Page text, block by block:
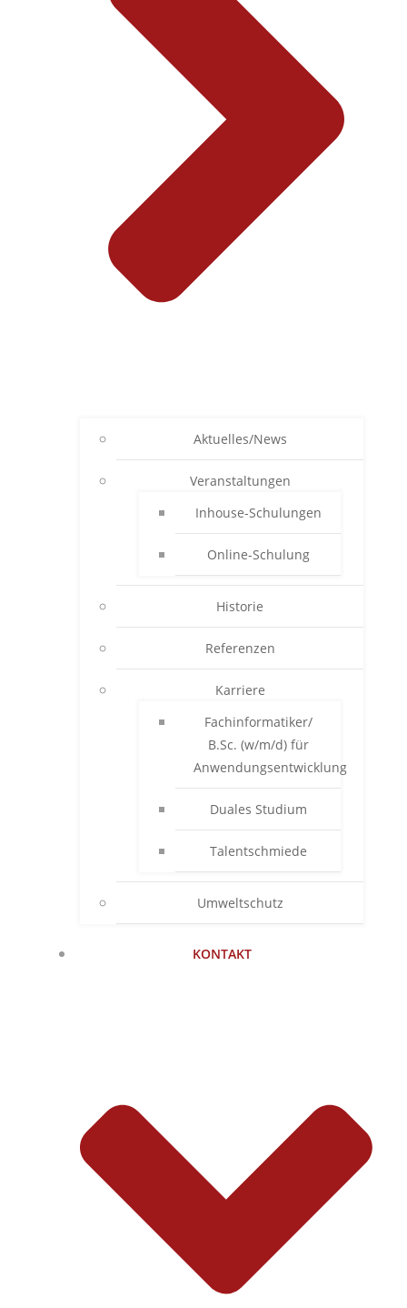
Aktuelles/News
Veranstaltungen
Inhouse-Schulungen
Online-Schulung
Historie
Referenzen
Karriere
Fachinformatiker/
B.Sc. (w/m/d) für
Anwendungsentwicklung
Duales Studium
Talentschmiede
Umweltschutz
KONTAKT